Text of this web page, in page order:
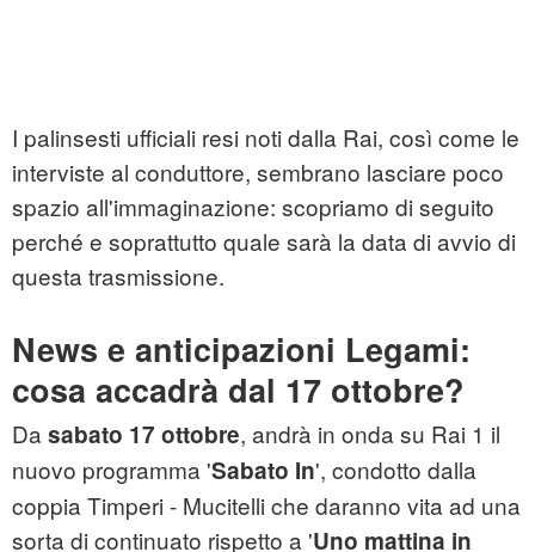
I palinsesti ufficiali resi noti dalla Rai, così come le
interviste al conduttore, sembrano lasciare poco
spazio all'immaginazione: scopriamo di seguito
perché e soprattutto quale sarà la data di avvio di
questa trasmissione.
News e anticipazioni Legami:
cosa accadrà dal 17 ottobre?
Da sabato 17 ottobre, andrà in onda su Rai 1 il
nuovo programma 'Sabato In', condotto dalla
coppia Timperi - Mucitelli che daranno vita ad una
sorta di continuato rispetto a 'Uno mattina in